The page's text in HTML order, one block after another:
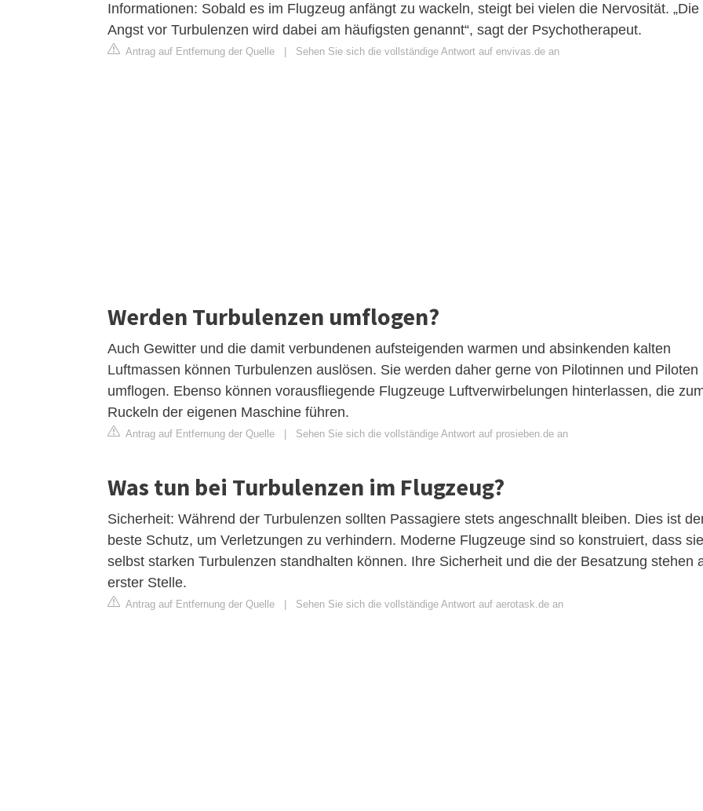
Informationen: Sobald es im Flugzeug anfängt zu wackeln, steigt bei vielen die Nervosität. „Die
Angst vor Turbulenzen wird dabei am häufigsten genannt“, sagt der Psychotherapeut.
Antrag auf Entfernung der Quelle Sehen Sie sich die vollständige Antwort auf envivas.de an
Werden Turbulenzen umflogen?
Auch Gewitter und die damit verbundenen aufsteigenden warmen und absinkenden kalten
Luftmassen können Turbulenzen auslösen. Sie werden daher gerne von Pilotinnen und Piloten
umflogen. Ebenso können vorausfliegende Flugzeuge Luftverwirbelungen hinterlassen, die
Ruckeln der eigenen Maschine führen.
Antrag auf Entfernung der Quelle Sehen Sie sich die vollständige Antwort auf prosieben.de an
Was tun bei Turbulenzen im Flugzeug?
Sicherheit: Während der Turbulenzen sollten Passagiere stets angeschnallt bleiben. Dies ist
beste Schutz, um Verletzungen zu verhindern. Moderne Flugzeuge sind so konstruiert, dass sie
selbst starken Turbulenzen standhalten können. Ihre Sicherheit und die der Besatzung stehen
erster Stelle.
Antrag auf Entfernung der Quelle Sehen Sie sich die vollständige Antwort auf aerotask.de an